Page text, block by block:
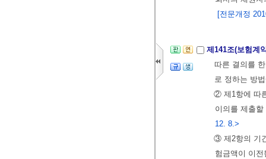
[전문개정
제141조(보험계
따른 결의를
로 정하는 방
② 제1항에 따
이의를 제출
12. 8.>
③ 제2항의 기
험금액이 이